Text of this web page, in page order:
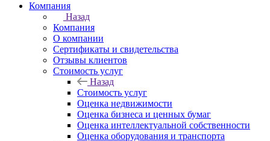
Компания
Назад
Компания
О компании
Сертификаты и свидетельства
Отзывы клиентов
Стоимость услуг
Назад
Стоимость услуг
Оценка недвижимости
Оценка бизнеса и ценных бумаг
Оценка интеллектуальной собственности
Оценка оборудования и транспорта